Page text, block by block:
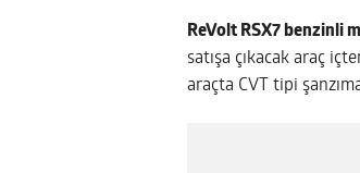
ReVolt RSX7 benzinli
satışa çıkacak araç
araçta CVT tipi